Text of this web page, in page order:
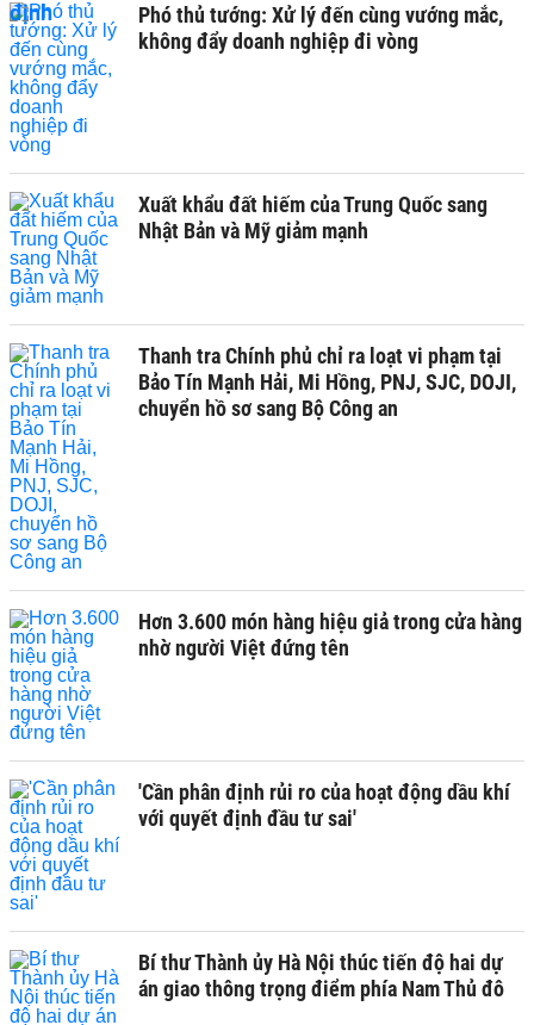
Phó thủ tướng: Xử lý đến cùng vướng mắc,
không đẩy doanh nghiệp đi vòng
Xuất khẩu đất hiếm của Trung Quốc sang
Nhật Bản và Mỹ giảm mạnh
Thanh tra Chính phủ chỉ ra loạt vi phạm tại
Bảo Tín Mạnh Hải, Mi Hồng, PNJ, SJC, DOJI,
chuyển hồ sơ sang Bộ Công an
Hơn 3.600 món hàng hiệu giả trong cửa hàng
nhờ người Việt đứng tên
'Cần phân định rủi ro của hoạt động dầu khí
với quyết định đầu tư sai'
Bí thư Thành ủy Hà Nội thúc tiến độ hai dự
án giao thông trọng điểm phía Nam Thủ đô